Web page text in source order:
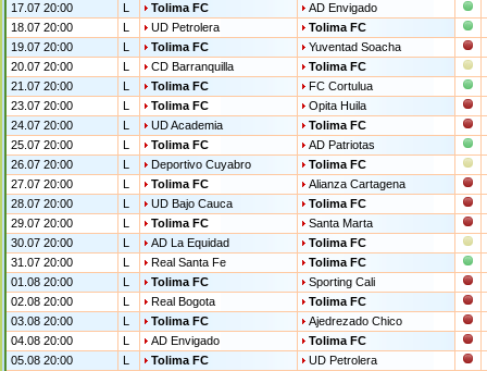
17.07 20:00
L Tolima FC
AD Envigado
18.07 20:00
L UD Petrolera
Tolima FC
19.07 20:00
L Tolima FC
Yuventad Soacha
20.07 20:00
L CD Barranquilla
Tolima FC
21.07 20:00
L Tolima FC
FC Cortulua
23.07 20:00
L Tolima FC
Opita Huila
24.07 20:00
L UD Academia
Tolima FC
25.07 20:00
L Tolima FC
AD Patriotas
26.07 20:00
L Deportivo Cuyabro
Tolima FC
27.07 20:00
L Tolima FC
Alianza Cartagena
28.07 20:00
L UD Bajo Cauca
Tolima FC
29.07 20:00
L Tolima FC
Santa Marta
30.07 20:00
L AD La Equidad
Tolima FC
31.07 20:00
L Real Santa Fe
Tolima FC
01.08 20:00
L Tolima FC
Sporting Cali
02.08 20:00
L Real Bogota
Tolima FC
03.08 20:00
L Tolima FC
Ajedrezado Chico
04.08 20:00
L AD Envigado
Tolima FC
05.08 20:00
L Tolima FC
UD Petrolera